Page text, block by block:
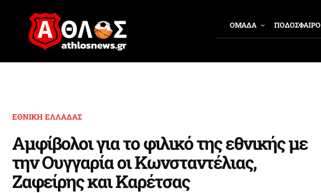
ΟΜΑΔΑ ΠΟΔΟΣΦΑΙΡΟ
ΕΘΝΙΚΗ ΕΛΛΑΔΑΣ
Αμφίβολοι για το φιλικό της εθνικής με
την Ουγγαρία οι Κωνσταντέλιας,
Ζαφείρης και Καρέτσας